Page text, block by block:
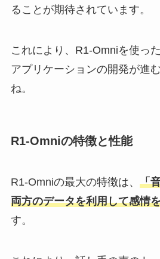
ることが期待されています。
これにより、R1-Omniを使っ
アプリケーションの開発が進
ね。
R1-Omniの特徴と性能
R1-Omniの最大の特徴は、 「
両方のデータを利用して感情
す。